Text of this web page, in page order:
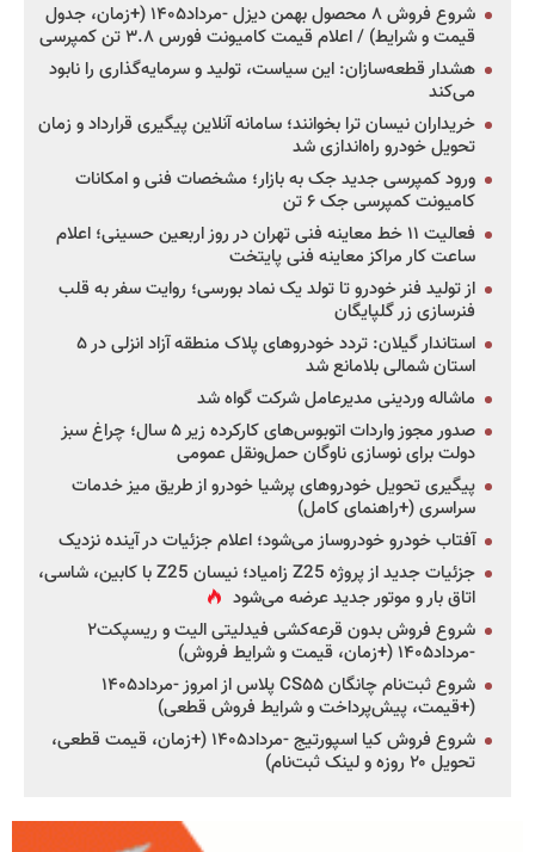
شروع فروش ۸ محصول بهمن دیزل -مرداد۱۴۰۵ (+زمان، جدول
قیمت و شرایط) / اعلام قیمت کامیونت فورس ۳.۸ تن کمپرسی
هشدار قطعه‌سازان: این سیاست، تولید و سرمایه‌گذاری را نابود
می‌کند
خریداران نیسان ترا بخوانند؛ سامانه آنلاین پیگیری قرارداد و زمان
تحویل خودرو راه‌اندازی شد
ورود کمپرسی جدید جک به بازار؛ مشخصات فنی و امکانات
کامیونت کمپرسی جک ۶ تن
فعالیت ۱۱ خط معاینه فنی تهران در روز اربعین حسینی؛ اعلام
ساعت کار مراکز معاینه فنی پایتخت
از تولید فنر خودرو تا تولد یک نماد بورسی؛ روایت سفر به قلب
فنرسازی زر گلپایگان
استاندار گیلان: تردد خودروهای پلاک منطقه آزاد انزلی در ۵
استان شمالی بلامانع شد
ماشاله وردینی مدیرعامل شرکت گواه شد
صدور مجوز واردات اتوبوس‌های کارکرده زیر ۵ سال؛ چراغ سبز
دولت برای نوسازی ناوگان حمل‌ونقل عمومی
پیگیری تحویل خودروهای پرشیا خودرو از طریق میز خدمات
سراسری (+راهنمای کامل)
آفتاب خودرو خودروساز می‌شود؛ اعلام جزئیات در آینده نزدیک
جزئیات جدید از پروژه Z25 زامیاد؛ نیسان Z25 با کابین، شاسی،
اتاق بار و موتور جدید عرضه می‌شود
شروع فروش بدون قرعه‌کشی فیدلیتی الیت و ریسپکت۲
-مرداد۱۴۰۵ (+زمان، قیمت و شرایط فروش)
شروع ثبت‌نام چانگان CS۵۵ پلاس از امروز -مرداد۱۴۰۵
(+قیمت، پیش‌پرداخت و شرایط فروش قطعی)
شروع فروش کیا اسپورتیج -مرداد۱۴۰۵ (+زمان، قیمت قطعی،
تحویل ۲۰ روزه و لینک ثبت‌نام)